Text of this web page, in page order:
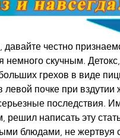
давайте честно
немного скучным.
грехов в виде
левой почке при
последствия.
решил написать эту
блюдами, не жертвуя